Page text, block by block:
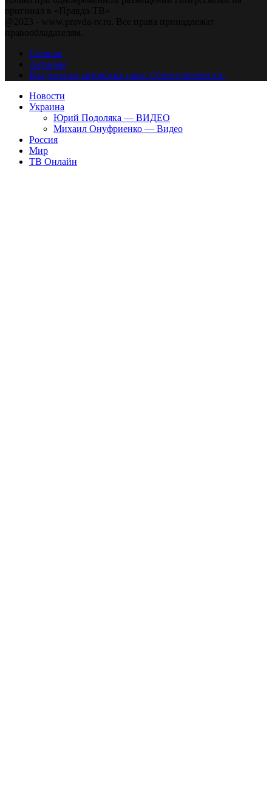
оригинал в «Правда-ТВ»
@2023 - www.pravda-tv.ru. Все права принадлежат
правообладателям.
Главная
Авторам
Владельцам авторских прав. Ответственности.
Новости
Украина
Юрий Подоляка — ВИДЕО
Михаил Онуфриенко — Видео
Россия
Мир
ТВ Онлайн